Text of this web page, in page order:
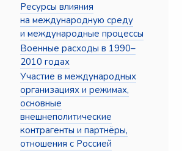
Ресурсы влияния
на международную среду
и международные процессы
Военные расходы в 1990–
2010 годах
Участие в международных
организациях и режимах,
основные
внешнеполитические
контрагенты и партнёры,
отношения с Россией